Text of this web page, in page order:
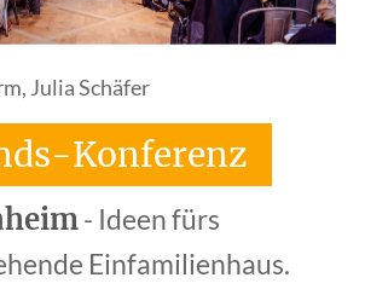
Julia Schäfer
Konferenz
- Ideen fürs
Einfamilienhaus.